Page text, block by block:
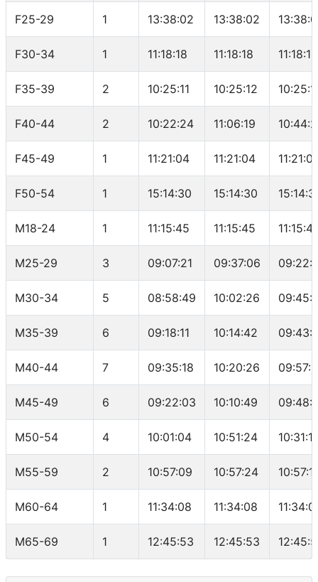
F25-29 1 13:38:02 13:38:02
F30-34 1 11:18:18 11:18:18 11:18:18
F35-39 2 10:25:11 10:25:12
F40-44 2 10:22:24 11:06:19
F45-49 1 11:21:04 11:21:04
F50-54 1 15:14:30 15:14:30
M18-24 1 11:15:45 11:15:45
M25-29 3 09:07:21 09:37:06
M30-34 5 08:58:49 10:02:26
M35-39 6 09:18:11 10:14:42
M40-44 7 09:35:18 10:20:26
M45-49 6 09:22:03 10:10:49
M50-54 4 10:01:04 10:51:24
M55-59 2 10:57:09 10:57:24
M60-64 1 11:34:08 11:34:08
M65-69 1 12:45:53 12:45:53